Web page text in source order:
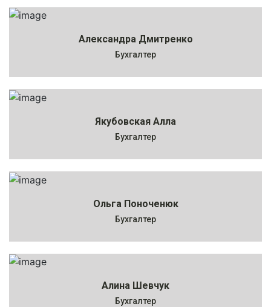
Александра Дмитренко
Бухгалтер
Якубовская Алла
Бухгалтер
Ольга Поноченюк
Бухгалтер
Алина Шевчук
Бухгалтер